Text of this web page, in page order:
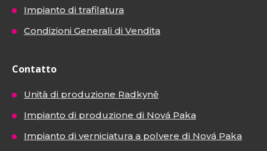
Impianto di trafilatura
Condizioni Generali di Vendita
Contatto
Unità di produzione Radkyně
Impianto di produzione di Nová Paka
Impianto di verniciatura a polvere di Nová Paka